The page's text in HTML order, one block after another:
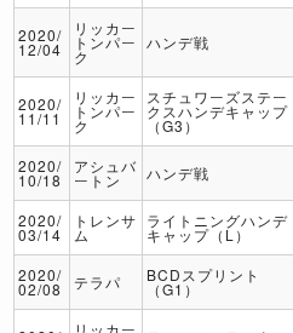
2020/
12/04
リッカー
トンパー
ク
ハンデ戦
2020/
11/11
リッカー
トンパー
ク
スチュワーズステー
クスハンデキャップ
（G3）
2020/
10/18
アシュバ
ートン ハンデ戦
2020/
03/14
トレンサ
ム
ライトニングハンデ
キャップ（L）
2020/
02/08 テラパ BCDスプリント
（G1）